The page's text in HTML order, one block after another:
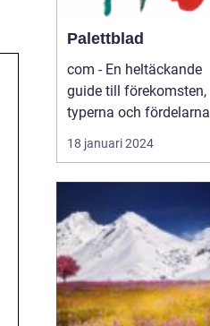
Palettblad
com - En heltäckande
guide till förekomsten,
typerna och fördelarna
med palettblad .com -
Din ultimata guide till
18 januari 2024